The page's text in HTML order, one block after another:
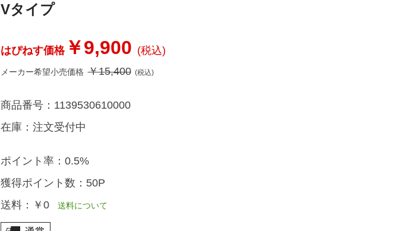
Vタイプ
はぴねす価格￥9,900 (税込)
メーカー希望小売価格 ￥15,400 (税込)
商品番号： 1139530610000
在庫： 注文受付中
ポイント率： 0.5%
獲得ポイント数： 50P
送料： ￥0送料について